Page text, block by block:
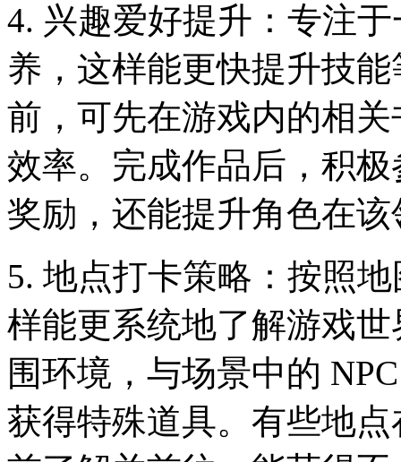
4. 兴趣爱好提升：专注
养，这样能更快提升技
前，可先在游戏内的相
效率。完成作品后，积
奖励，还能提升角色在
5. 地点打卡策略：按照
样能更系统地了解游戏
围环境，与场景中的
获得特殊道具。有些地